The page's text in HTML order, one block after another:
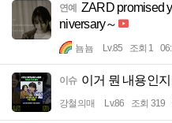
연예
ZARD promised
niversary～
뇸뇸 Lv.85 조회 1
이슈 이거 뭔 내용인
강철의매 Lv.86 조회 319